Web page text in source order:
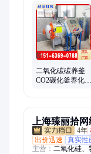
食用菌灭菌罐、定
二氧化碳碳养釜
CO2碳化釜养化矿
上海臻丽拾
4年
出价迅速
真实性
主营： 二氧化硅、